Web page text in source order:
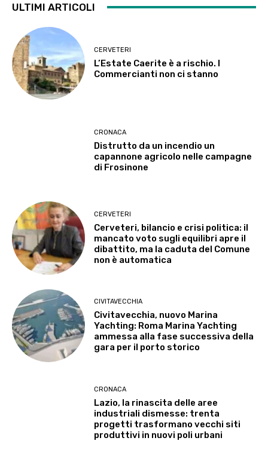
ULTIMI ARTICOLI
CERVETERI
L’Estate Caerite è a rischio. I
Commercianti non ci stanno
CRONACA
Distrutto da un incendio un
capannone agricolo nelle campagne
di Frosinone
CERVETERI
Cerveteri, bilancio e crisi politica: il
mancato voto sugli equilibri apre il
dibattito, ma la caduta del Comune
non è automatica
CIVITAVECCHIA
Civitavecchia, nuovo Marina
Yachting: Roma Marina Yachting
ammessa alla fase successiva della
gara per il porto storico
CRONACA
Lazio, la rinascita delle aree
industriali dismesse: trenta
progetti trasformano vecchi siti
produttivi in nuovi poli urbani